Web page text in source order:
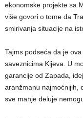
ekonomske projekte sa
više govori o tome da
smirivanja situacije na
Tajms podseća da je
saveznicima Kijeva. U
garancije od Zapada,
aranžmanu najmoćnijih,
sve manje deluje